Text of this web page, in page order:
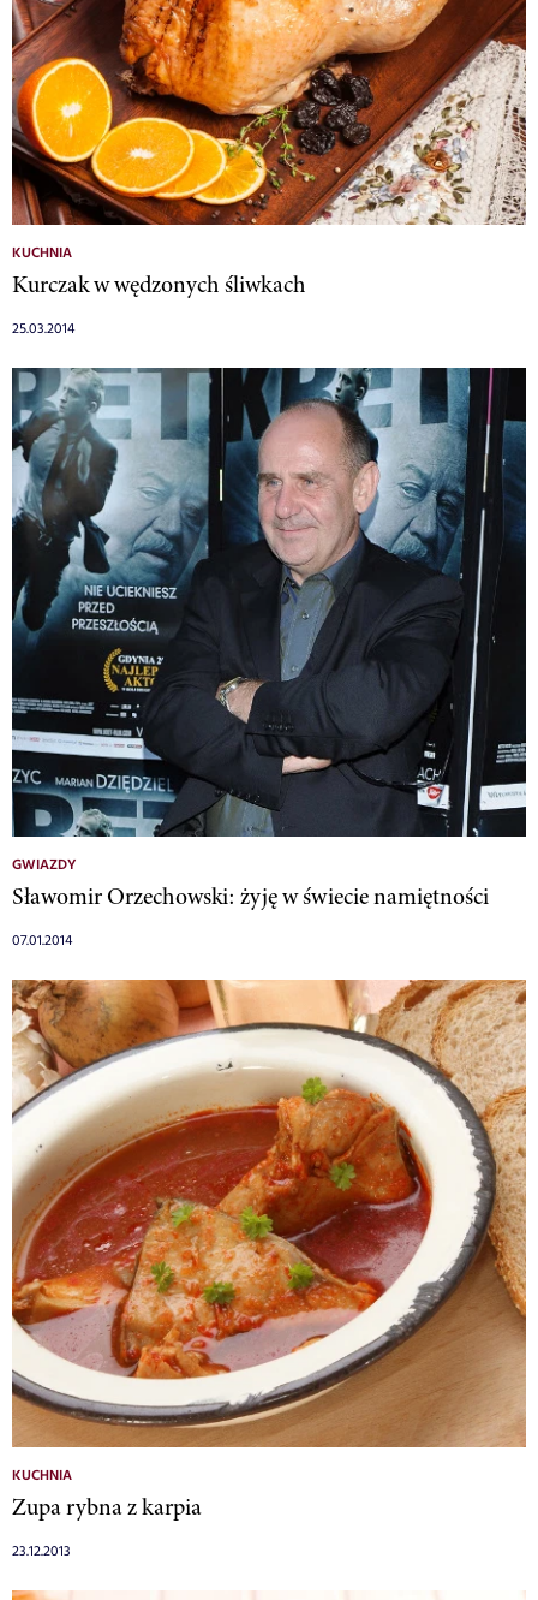
KUCHNIA
Kurczak w wędzonych śliwkach
25.03.2014
GWIAZDY
Sławomir Orzechowski: żyję w świecie namiętności
07.01.2014
KUCHNIA
Zupa rybna z karpia
23.12.2013